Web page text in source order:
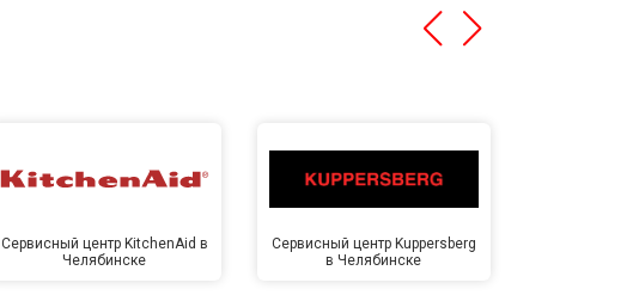
Сервисный центр KitchenAid в
Челябинске
Сервисный центр Kuppersberg
в Челябинске